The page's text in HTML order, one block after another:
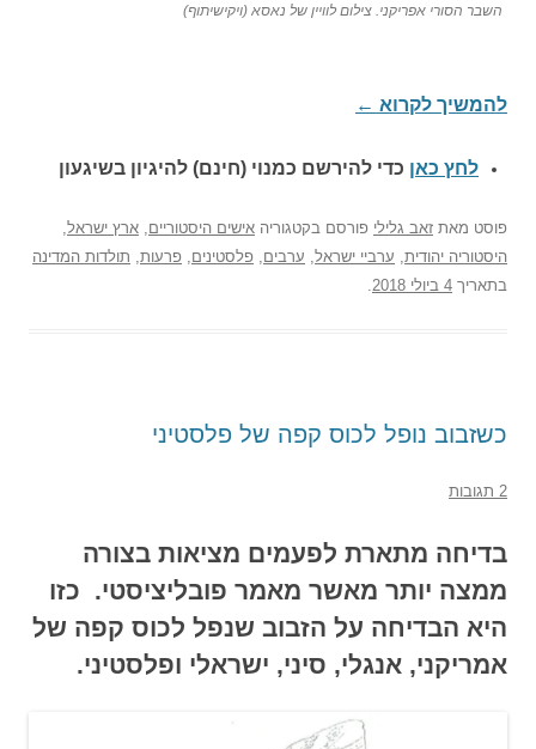
השבר הסורי אפריקני. צילום לוויין של נאסא (ויקישיתוף)
להמשיך לקרוא ←
לחץ כאן כדי להירשם כמנוי (חינם) להיגיון בשיגעון
פוסט מאת זאב גלילי פורסם בקטגוריה אישים היסטוריים ארץ ישראל
היסטוריה יהודית ערביי ישראל ערבים פלסטינים פרעות תולדות המדינה
בתאריך 4 ביולי 2018
כשזבוב נופל לכוס קפה של פלסטיני
2 תגובות
בדיחה מתארת לפעמים מציאות בצורה
ממצה יותר מאשר מאמר פובליציסטי. כזו
היא הבדיחה על הזבוב שנפל לכוס קפה של
אמריקני, אנגלי, סיני, ישראלי ופלסטיני.